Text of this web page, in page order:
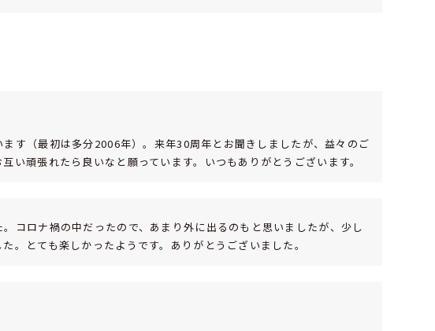
す（最初は多分2006年）。来年30周年とお聞きしましたが、益々のご
い頑張れたら良いなと願っています。いつもありがとうございます。
コロナ禍の中だったので、あまり外に出るのもと思いましたが、少し
。とても楽しかったようです。ありがとうございました。